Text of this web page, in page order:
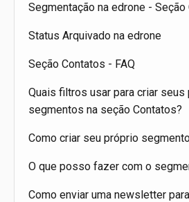
Segmentação na edrone - Seção
Status Arquivado na edrone
Seção Contatos - FAQ
Quais filtros usar para criar seus
segmentos na seção Contatos?
Como criar seu próprio
O que posso fazer com o
Como enviar uma newsletter